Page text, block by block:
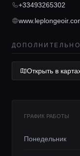
Гиды
+33493265302
ДОПОЛНИТЕЛЬНО
Открыть в
ГРАФИК РАБОТЫ
Понедельник